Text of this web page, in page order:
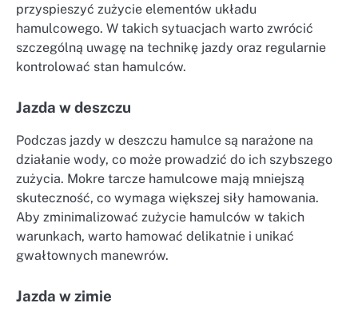
przyspieszyć zużycie elementów układu
hamulcowego. W takich sytuacjach warto zwrócić
szczególną uwagę na technikę jazdy oraz regularnie
kontrolować stan hamulców.
Jazda w deszczu
Podczas jazdy w deszczu hamulce są narażone na
działanie wody, co może prowadzić do ich szybszego
zużycia. Mokre tarcze hamulcowe mają mniejszą
skuteczność, co wymaga większej siły hamowania.
Aby zminimalizować zużycie hamulców w takich
warunkach, warto hamować delikatnie i unikać
gwałtownych manewrów.
Jazda w zimie